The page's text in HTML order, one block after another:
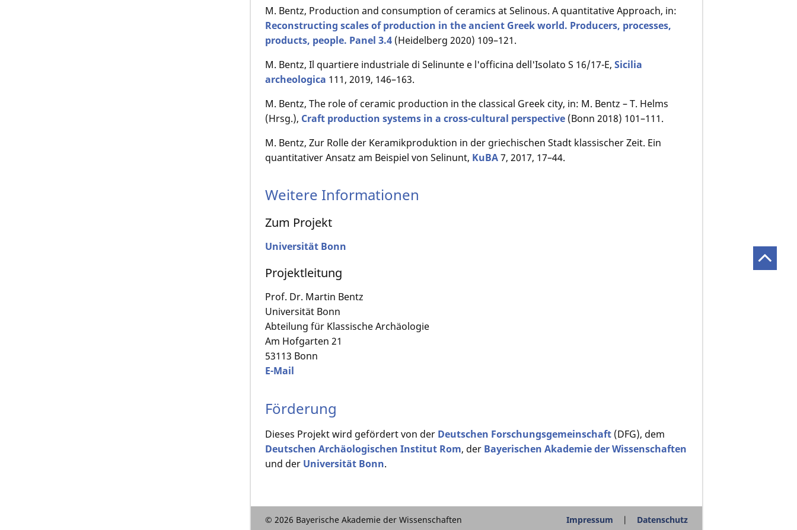
M. Bentz, Production and consumption of ceramics at Selinous. A quantitative Approach, in:
Reconstructing scales of production in the ancient Greek world. Producers, processes,
products, people. Panel 3.4 (Heidelberg 2020) 109–121.
M. Bentz, Il quartiere industriale di Selinunte e l'officina dell'Isolato S 16/17-E,Sicilia
archeologica 111, 2019, 146–163.
M. Bentz, The role of ceramic production in the classical Greek city, in: M. Bentz – T. Helms
(Hrsg.), Craft production systems in a cross-cultural perspective (Bonn 2018) 101–111.
M. Bentz, Zur Rolle der Keramikproduktion in der griechischen Stadt klassischer Zeit. Ein
quantitativer Ansatz am Beispiel von Selinunt, KuBA7, 2017, 17–44.
Weitere Informationen
Zum Projekt
Universität Bonn
Projektleitung
Prof. Dr. Martin Bentz
Universität Bonn
Abteilung für Klassische Archäologie
Am Hofgarten 21
53113 Bonn
E-Mail
Förderung
Dieses Projekt wird gefördert von der Deutschen Forschungsgemeinschaft (DFG), dem
Deutschen Archäologischen Institut Rom, der Bayerischen Akademie der Wissenschaften
und der Universität Bonn.
© 2026 Bayerische Akademie der Wissenschaften Impressum Datenschutz